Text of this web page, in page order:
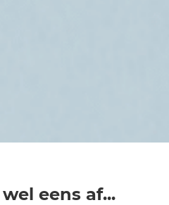
eens af...